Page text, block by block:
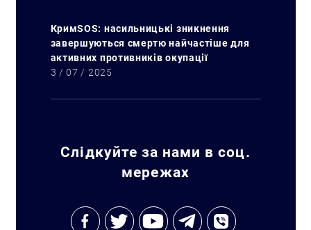
КримSOS: насильницькі зникнення
завершуються смертю найчастіше для
активних противників окупації
3 / 07 / 2025
Слідкуйте за нами в соц.
мережах